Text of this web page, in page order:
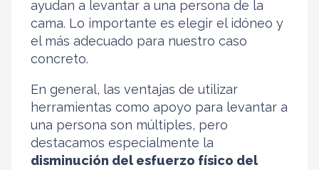
ayudan a levantar a una persona de la
cama. Lo importante es elegir el idóneo y
el más adecuado para nuestro caso
concreto.
En general, las ventajas de utilizar
herramientas como apoyo para levantar a
una persona son múltiples, pero
destacamos especialmente la
disminución del esfuerzo físico del